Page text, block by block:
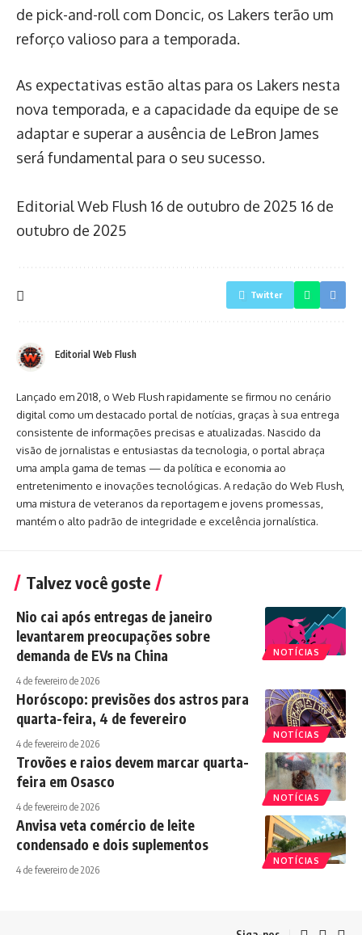
de pick-and-roll com Doncic, os Lakers terão um
reforço valioso para a temporada.
As expectativas estão altas para os Lakers nesta
nova temporada, e a capacidade da equipe de se
adaptar e superar a ausência de LeBron James
será fundamental para o seu sucesso.
Editorial Web Flush 16 de outubro de 2025 16 de
outubro de 2025
Twitter
Editorial Web Flush
Lançado em 2018, o Web Flush rapidamente se firmou no cenário
digital como um destacado portal de notícias, graças à sua entrega
consistente de informações precisas e atualizadas. Nascido da
visão de jornalistas e entusiastas da tecnologia, o portal abraça
uma ampla gama de temas — da política e economia ao
entretenimento e inovações tecnológicas. A redação do Web Flush,
uma mistura de veteranos da reportagem e jovens promessas,
mantém o alto padrão de integridade e excelência jornalística.
Talvez você goste
NOTÍCIAS
Nio cai após entregas de janeiro
levantarem preocupações sobre
demanda de EVs na China
4 de fevereiro de 2026
NOTÍCIAS
Horóscopo: previsões dos astros para
quarta-feira, 4 de fevereiro
4 de fevereiro de 2026
NOTÍCIAS
Trovões e raios devem marcar quarta-
feira em Osasco
4 de fevereiro de 2026
NOTÍCIAS
Anvisa veta comércio de leite
condensado e dois suplementos
4 de fevereiro de 2026